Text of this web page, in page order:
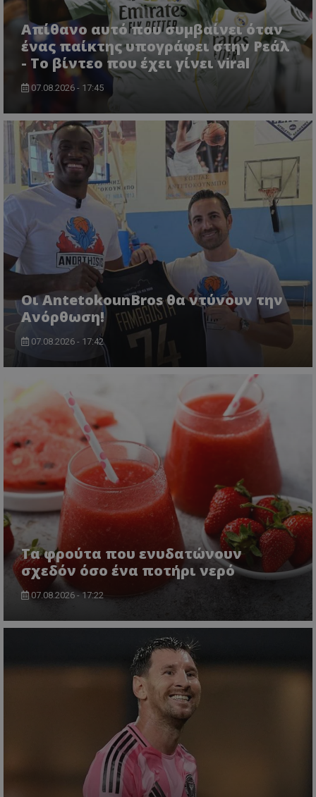
Απίθανο αυτό που συμβαίνει όταν
ένας παίκτης υπογράφει στην Ρεάλ
- Το βίντεο που έχει γίνει viral
07.08.2026 - 17:45
Οι AntetokounBros θα ντύνουν την
Ανόρθωση!
07.08.2026 - 17:42
Τα φρούτα που ενυδατώνουν
σχεδόν όσο ένα ποτήρι νερό
07.08.2026 - 17:22